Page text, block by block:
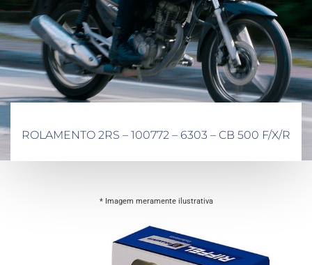
ROLAMENTO 2RS – 100772 – 6303 – CB 500 F/X/R
* Imagem meramente ilustrativa